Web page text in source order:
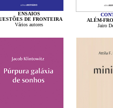
ENSAIOS
DE FRONTEIRA
Vários autores
ALÉM-
Jairo